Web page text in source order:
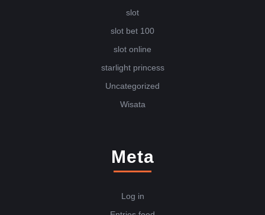
slot
slot bet 100
slot online
starlight princess
Uncategorized
Wisata
Meta
Log in